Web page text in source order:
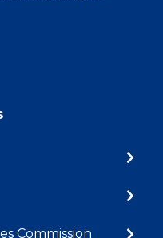
Commission